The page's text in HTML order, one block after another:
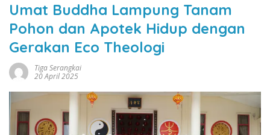
Umat Buddha Lampung Tanam
Pohon dan Apotek Hidup dengan
Gerakan Eco Theologi
Tiga Serangkai
20 April 2025